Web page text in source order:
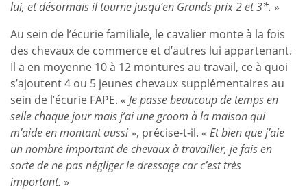
lui, et désormais il tourne jusqu’en Grands prix 2 et 3*. »
Au sein de l’écurie familiale, le cavalier monte à la fois
des chevaux de commerce et d’autres lui appartenant.
Il a en moyenne 10 à 12 montures au travail, ce à quoi
s’ajoutent 4 ou 5 jeunes chevaux supplémentaires au
sein de l’écurie FAPE. « Je passe beaucoup de temps en
selle chaque jour mais j’ai une groom à la maison qui
m’aide en montant aussi», précise-t-il. « Et bien que j’aie
un nombre important de chevaux à travailler, je fais en
sorte de ne pas négliger le dressage car c’est très
important. »